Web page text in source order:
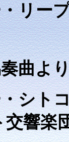
リー
曲よ
シト
響楽